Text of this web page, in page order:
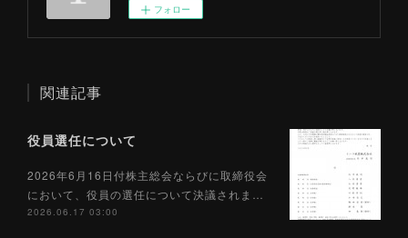
フォロー
関連記事
役員選任について
2026年6月16日付株主総会ならびに取締役会
において、役員の選任について決議されま…
2026.06.17 03:00